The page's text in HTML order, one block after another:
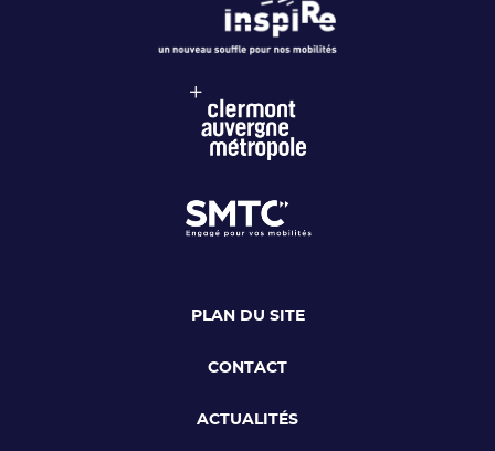
PLAN DU SITE
CONTACT
ACTUALITÉS